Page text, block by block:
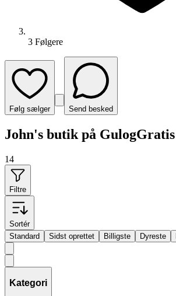
3 Følgere
Følg sælger Send besked
John's butik på GulogGratis
14
Filtre
Sortér
Standard
Sidst oprettet Billigste Dyreste
Kategori